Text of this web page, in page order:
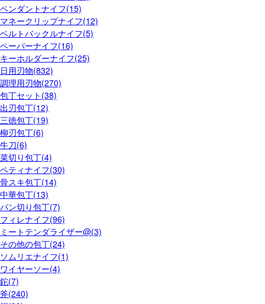
ペンダントナイフ(15)
マネークリップナイフ(12)
ベルトバックルナイフ(5)
ペーパーナイフ(16)
キーホルダーナイフ(25)
日用刃物(832)
調理用刃物(270)
包丁セット(38)
出刃包丁(12)
三徳包丁(19)
柳刃包丁(6)
牛刀(6)
菜切り包丁(4)
ペティナイフ(30)
骨スキ包丁(14)
中華包丁(13)
パン切り包丁(7)
フィレナイフ(96)
ミートテンダライザー@(3)
その他の包丁(24)
ソムリエナイフ(1)
ワイヤーソー(4)
鉈(7)
斧(240)